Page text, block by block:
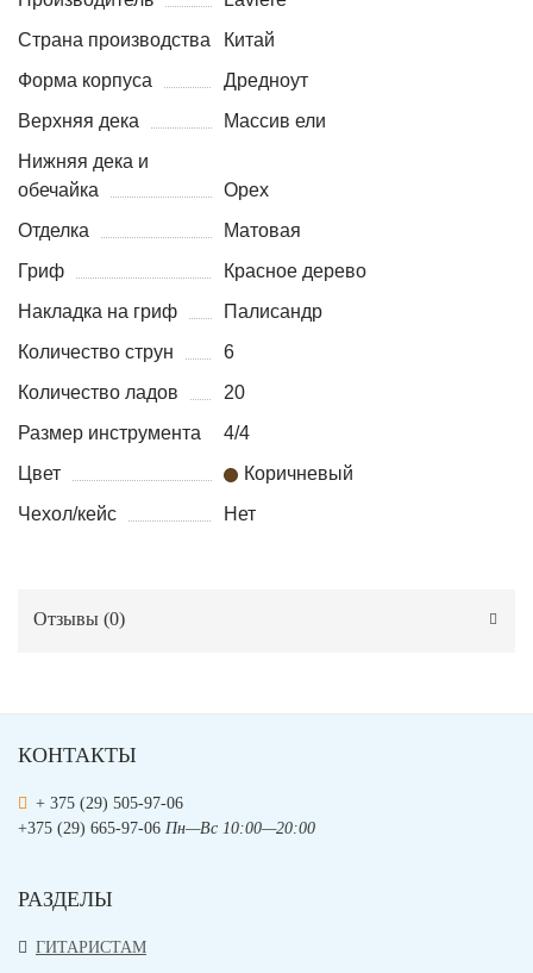
Страна производства
Китай
Форма корпуса
Дредноут
Верхняя дека
Массив ели
Нижняя дека и
обечайка
Орех
Отделка
Матовая
Гриф
Красное дерево
Накладка на гриф
Палисандр
Количество струн
6
Количество ладов
20
Размер инструмента
4/4
Цвет
Коричневый
Чехол/кейс
Нет
Отзывы (0)
КОНТАКТЫ
+ 375 (29) 505-97-06
+375 (29) 665-97-06 Пн—Вс 10:00—20:00
РАЗДЕЛЫ
ГИТАРИСТАМ